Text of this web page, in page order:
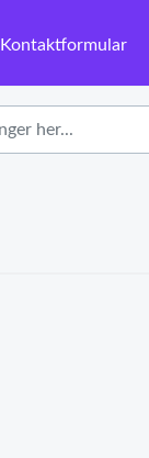
Kontaktformular